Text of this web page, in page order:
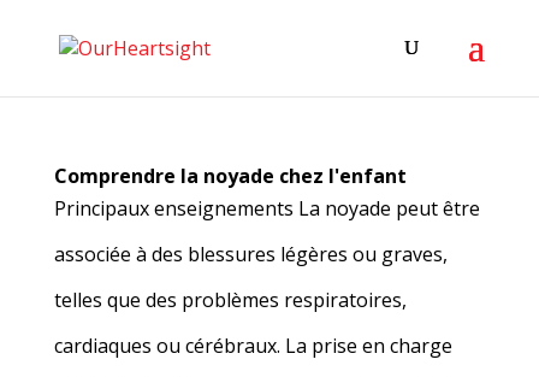
Comprendre la noyade chez l'enfant
Principaux enseignements La noyade peut être
associée à des blessures légères ou graves,
telles que des problèmes respiratoires,
cardiaques ou cérébraux. La prise en charge